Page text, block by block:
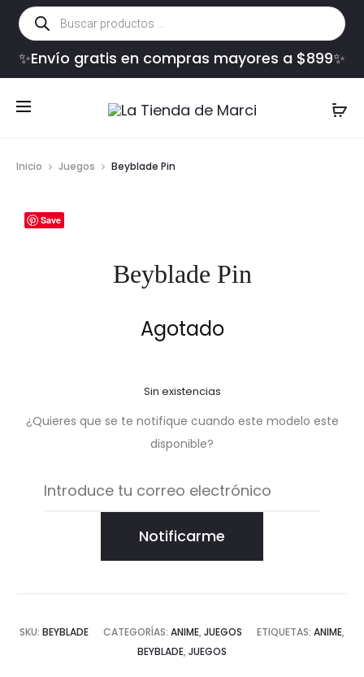
Búsqueda
de
productos
✨Envío gratis en compras mayores a $899✨
Inicio Juegos Beyblade Pin
Save
Beyblade Pin
Agotado
Sin existencias
¿Quieres que se te notifique cuando este modelo este
disponible?
Notificarme
SKU: BEYBLADE CATEGORÍAS: ANIME, JUEGOS ETIQUETAS: ANIME,
BEYBLADE, JUEGOS